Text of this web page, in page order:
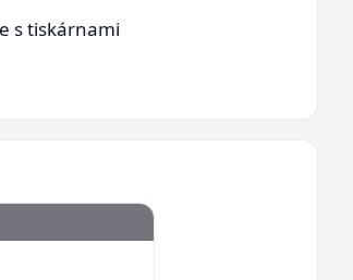
s tiskárnami